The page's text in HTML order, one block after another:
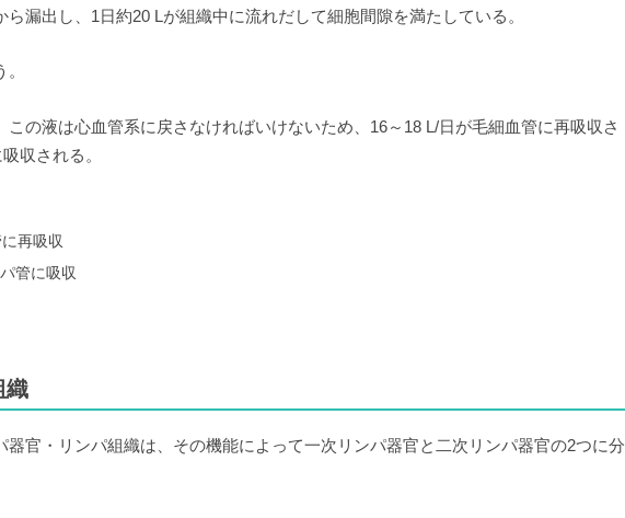
漏出し、1日約20 Lが組織中に流れだして細胞間隙を満たしている。
この液は心血管系に戻さなければいけないため、16～18 L/日が毛細血管に再吸収さ
収される。
再吸収
管に吸収
織
官・リンパ組織は、その機能によって一次リンパ器官と二次リンパ器官の2つに分